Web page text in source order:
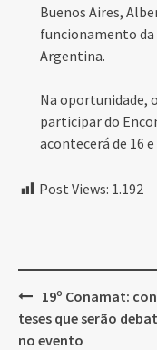
Buenos Aires,
funcionamento da
Argentina.
Na oportunidade,
participar do
acontecerá de 16
Post Views: 1.192
Post
navigation
19º Conamat:
teses que serão
no evento